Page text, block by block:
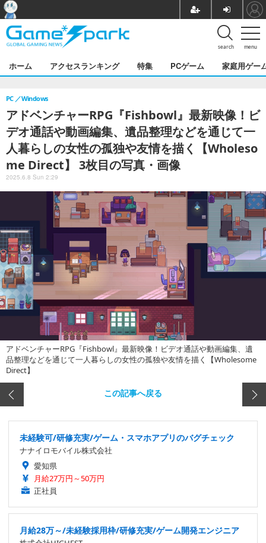
menu
search
ホーム アクセスランキング 特集 PCゲーム 家庭用ゲー
アドベンチャーRPG『Fishbowl』最新映像！ビ
デオ通話や動画編集、遺品整理などを通じて一
人暮らしの女性の孤独や友情を描く【Wholeso
me Direct】 3枚目の写真・画像
PC Windows
2025.6.8 Sun 2:29
アドベンチャーRPG『Fishbowl』最新映像！ビデオ通話や動画編集、遺
品整理などを通じて一人暮らしの女性の孤独や友情を描く【Wholesome
Direct】
この記事へ戻る
未経験可/研修充実/ゲーム・スマホアプリのバグチェック
ナナイロモバイル株式会社
愛知県
月給27万円～50万円
正社員
月給28万～/未経験採用枠/研修充実/ゲーム開発エンジニア